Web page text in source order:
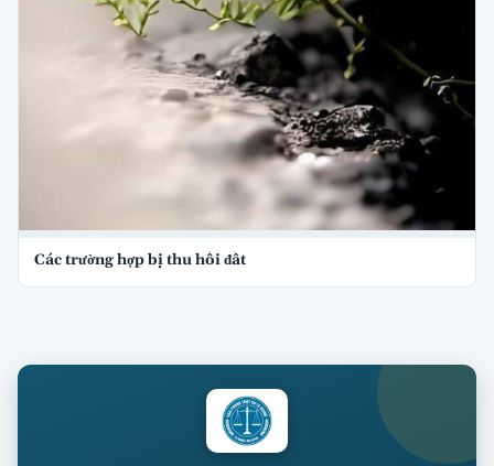
Các trường hợp bị thu hồi đất